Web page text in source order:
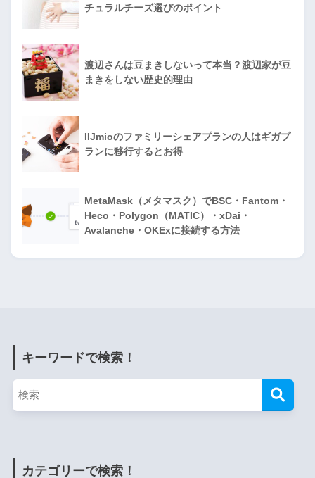
チュラルチーズ選びのポイント
渡辺さんは豆まきしないって本当？渡辺家が豆
まきをしない歴史的理由
IIJmioのファミリーシェアプランの人はギガプ
ランに移行するとお得
MetaMask（メタマスク）でBSC・Fantom・
Heco・Polygon（MATIC）・xDai・
Avalanche・OKExに接続する方法
キーワードで検索！
カテゴリーで検索！